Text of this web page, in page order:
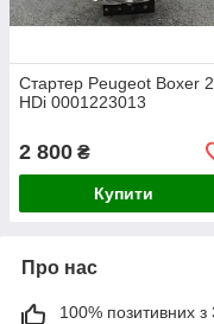
Стартер Peugeot Boxer
HDi 0001223013
2 800 ₴
Купити
Про нас
100% позитивних з